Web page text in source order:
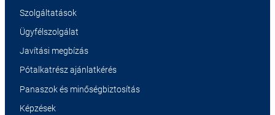
Szolgáltatások
Ügyfélszolgálat
Javítási megbízás
Pótalkatrész ajánlatkérés
Panaszok és minőségbiztosítás
Képzések